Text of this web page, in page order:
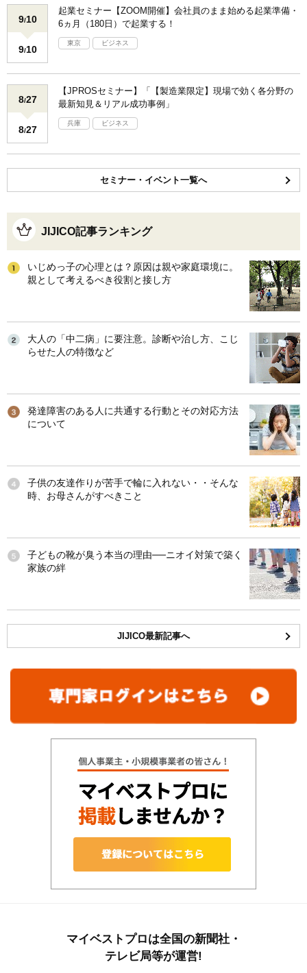
9/10
9/10
起業セミナー【ZOOM開催】会社員のまま始める起業準備・
6ヵ月（180日）で起業する！
東京 ビジネス
8/27
8/27
【JPROSセミナー】「【製造業限定】現場で効く各分野の
最新知見＆リアル成功事例」
兵庫 ビジネス
セミナー・イベント一覧へ
JIJICO記事ランキング
いじめっ子の心理とは？原因は親や家庭環境に。
親として考えるべき役割と接し方
大人の「中二病」に要注意。診断や治し方、こじ
らせた人の特徴など
発達障害のある人に共通する行動とその対応方法
について
子供の友達作りが苦手で輪に入れない・・そんな
時、お母さんがすべきこと
子どもの靴が臭う本当の理由──ニオイ対策で築く
家族の絆
JIJICO最新記事へ
マイベストプロは全国の新聞社・
テレビ局等が運営!